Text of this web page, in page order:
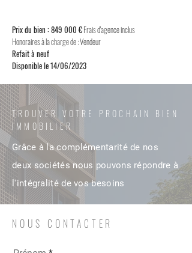
Prix du bien : 849 000 €Frais d'agence inclus
Honoraires à la charge de : Vendeur
Refait à neuf
Disponible le 14/06/2023
TROUVER VOTRE PROCHAIN BIEN
IMMOBILIER
Grâce à la complémentarité de nos
deux sociétés nous pouvons répondre à
l'intégralité de vos besoins
NOUS CONTACTER